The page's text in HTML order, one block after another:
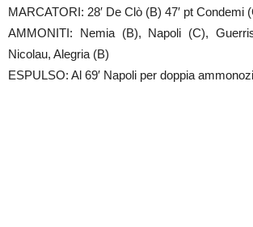
MARCATORI: 28′ De Clò (B) 47′ pt Condemi
AMMONITI: Nemia (B), Napoli (C),
Nicolau, Alegria (B)
ESPULSO: Al 69′ Napoli per doppia